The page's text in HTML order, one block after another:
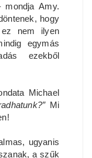
Amy.
hogy
nem ilyen
egymás
ezekből
Michael
Mi
ugyanis
a szűk